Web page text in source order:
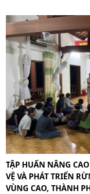
TẬP HUẤN NÂNG
VỆ VÀ PHÁT TRIỂN
VÙNG CAO, THÀNH